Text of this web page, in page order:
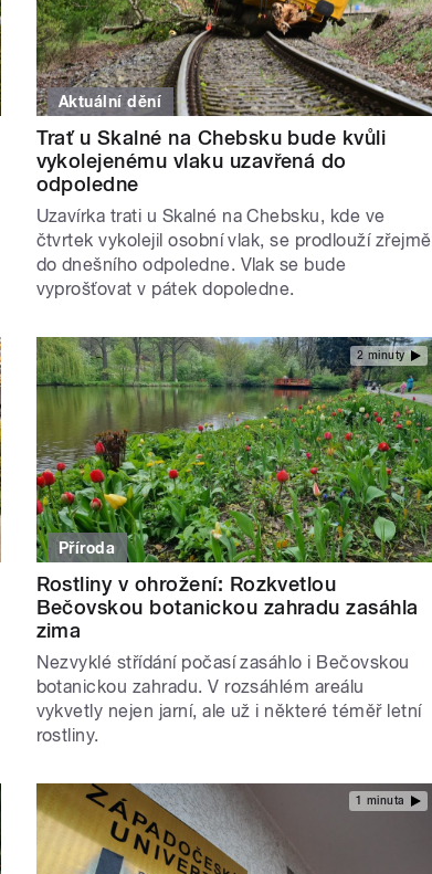
Aktuální dění
Trať u Skalné na Chebsku bude kvůli
vykolejenému vlaku uzavřená do
odpoledne
Uzavírka trati u Skalné na Chebsku, kde ve
čtvrtek vykolejil osobní vlak, se prodlouží zřejmě
do dnešního odpoledne. Vlak se bude
vyprošťovat v pátek dopoledne.
2 minuty
Příroda
Rostliny v ohrožení: Rozkvetlou
Bečovskou botanickou zahradu zasáhla
zima
Nezvyklé střídání počasí zasáhlo i Bečovskou
botanickou zahradu. V rozsáhlém areálu
vykvetly nejen jarní, ale už i některé téměř letní
rostliny.
1 minuta